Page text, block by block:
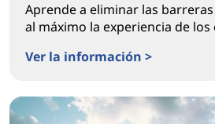
Aprende a eliminar las
al máximo la experiencia de los
Ver la información >